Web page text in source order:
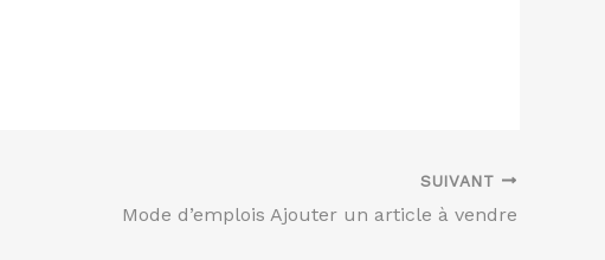
SUIVANT
Mode d’emplois Ajouter un article à vendre